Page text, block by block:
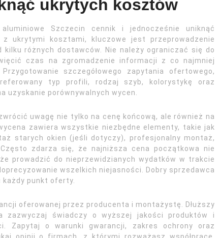
ukrytych kosztów
Szczecin cennik i jednocześnie uniknąć
z ukrytymi kosztami, kluczowe jest przeprowadzenie
kilku różnych dostawców. Nie należy ograniczać się do
czas na zgromadzenie informacji z co najmniej
szczegółowego zapytania ofertowego,
typ profili, rodzaj szyb, kolorystykę oraz
uzyskanie porównywalnych wycen.
uwagę nie tylko na cenę końcową, ale również na
zawiera wszystkie niezbędne elementy, takie jak
starych okien (jeśli dotyczy), profesjonalny montaż,
zdarza się, że najniższa cena początkowa nie
prowadzić do nieprzewidzianych wydatków w trakcie
wszelkich niejasności. Dobry sprzedawca
każdy punkt oferty.
oferowanej przez producenta i montażystę. Dłuższy
zazwyczaj świadczy o wyższej jakości produktów i
Zapytaj o warunki gwarancji, zakres ochrony oraz